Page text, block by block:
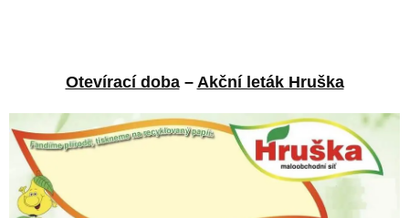
Otevírací doba– Akční leták Hruška